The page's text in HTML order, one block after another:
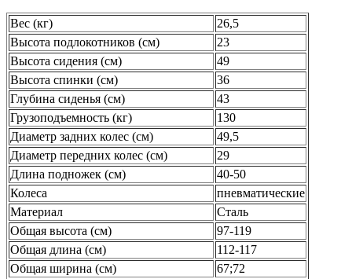
Вес (кг)
26,5
Высота подлокотников (см)
23
Высота сидения (см)
49
Высота спинки (см)
36
Глубина сиденья (см)
43
Грузоподъемность (кг)
130
Диаметр задних колес (см)
49,5
Диаметр передних колес (см)
29
Длина подножек (см)
40-50
Колеса
пневматические
Материал
Сталь
Общая высота (см)
97-119
Общая длина (см)
112-117
Общая ширина (см)
67;72